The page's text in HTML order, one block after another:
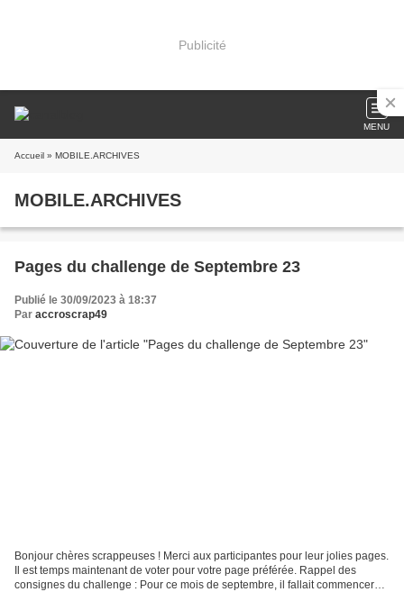
Publicité
MENU
Accueil » MOBILE.ARCHIVES
MOBILE.ARCHIVES
Pages du challenge de Septembre 23
Publié le 30/09/2023 à 18:37
Par accroscrap49
Bonjour chères scrappeuses ! Merci aux participantes pour leur jolies pages.
Il est temps maintenant de voter pour votre page préférée. Rappel des
consignes du challenge : Pour ce mois de septembre, il fallait commencer